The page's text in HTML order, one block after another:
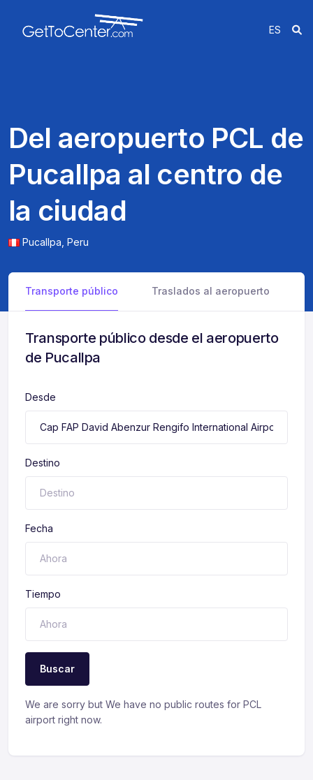
ES
Del aeropuerto PCL de
Pucallpa al centro de
la ciudad
Pucallpa, Peru
Transporte público Traslados al aeropuerto
Transporte público desde el aeropuerto
de Pucallpa
Desde
Destino
Fecha
Tiempo
Buscar
We are sorry but We have no public routes for PCL
airport right now.